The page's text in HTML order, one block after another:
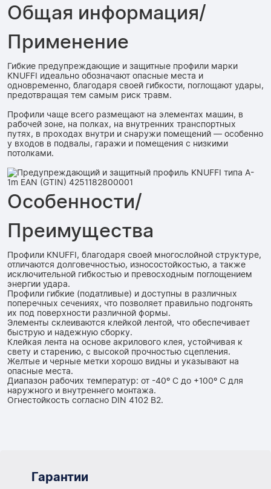
Общая информация/
Применение
Гибкие предупреждающие и защитные профили марки
KNUFFI идеально обозначают опасные места и
одновременно, благодаря своей гибкости, поглощают удары,
предотвращая тем самым риск травм.
Профили чаще всего размещают на элементах машин, в
рабочей зоне, на полках, на внутренних транспортных
путях, в проходах внутри и снаружи помещений — особенно
у входов в подвалы, гаражи и помещения с низкими
потолками.
Особенности/
Преимущества
Профили KNUFFI, благодаря своей многослойной структуре,
отличаются долговечностью, износостойкостью, а также
исключительной гибкостью и превосходным поглощением
энергии удара.
Профили гибкие (податливые) и доступны в различных
поперечных сечениях, что позволяет правильно подгонять
их под поверхности различной формы.
Элементы склеиваются клейкой лентой, что обеспечивает
быструю и надежную сборку.
Клейкая лента на основе акрилового клея, устойчивая к
свету и старению, с высокой прочностью сцепления.
Желтые и черные метки хорошо видны и указывают на
опасные места.
Диапазон рабочих температур: от -40º C до +100º C для
наружного и внутреннего монтажа.
Огнестойкость согласно DIN 4102 B2.
Гарантии